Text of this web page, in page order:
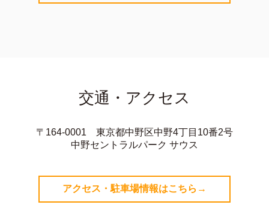
交通・アクセス
〒164-0001 東京都中野区中野4丁目10番2号
中野セントラルパーク サウス
アクセス・駐車場情報はこちら→